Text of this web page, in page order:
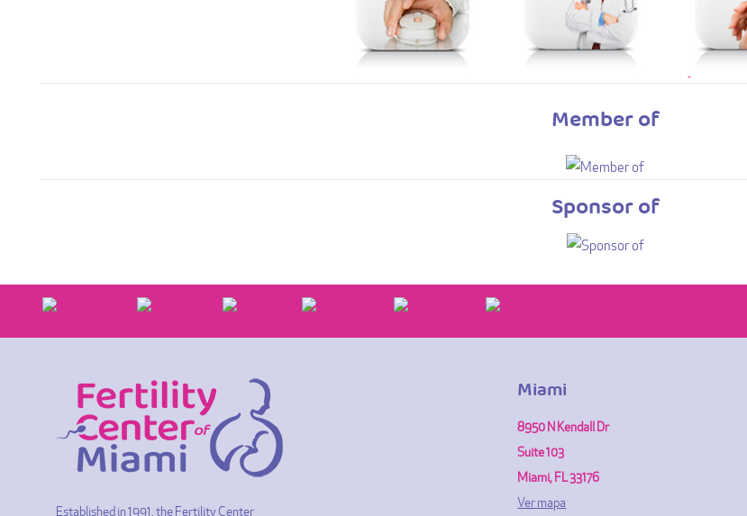
Member of
Sponsor of
Established in 1991, the Fertility Center
Miami
8950 N Kendall Dr
Suite 103
Miami, FL 33176
Ver mapa